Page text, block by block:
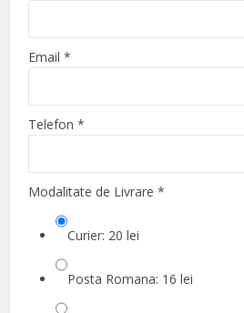
Email*
Telefon*
Modalitate de Livrare*
Curier: 20 lei
Posta Romana: 16 lei